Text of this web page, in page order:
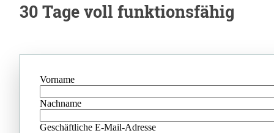
30 Tage voll funktionsfähig
Vorname
Nachname
Geschäftliche E-Mail-Adresse